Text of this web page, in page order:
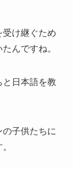
け継ぐため
んですね。
日本語を教
子供たちに